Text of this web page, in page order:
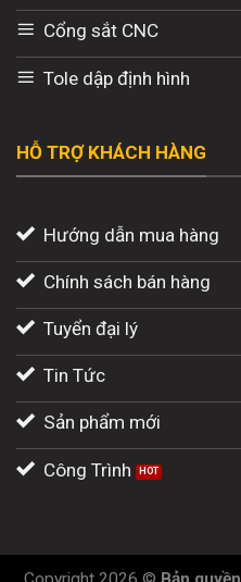
Cổng sắt CNC
Tole dập định hình
HỖ TRỢ KHÁCH HÀNG
Hướng dẫn mua hàng
Chính sách bán hàng
Tuyển đại lý
Tin Tức
Sản phẩm mới
Công Trình